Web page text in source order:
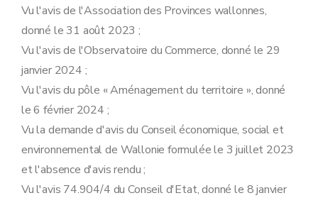
Vu l'avis de l'Association des Provinces wallonnes,
donné le 31 août 2023 ;
Vu l'avis de l'Observatoire du Commerce, donné le 29
janvier 2024 ;
Vu l'avis du pôle « Aménagement du territoire », donné
le 6 février 2024 ;
Vu la demande d'avis du Conseil économique, social et
environnemental de Wallonie formulée le 3 juillet 2023
et l'absence d'avis rendu ;
Vu l'avis 74.904/4 du Conseil d'Etat, donné le 8 janvier